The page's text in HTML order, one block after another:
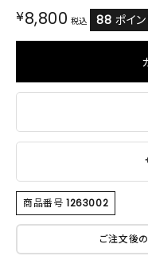
¥8,800 税込 88 ポイ
商品番号 1263002
ご注文後